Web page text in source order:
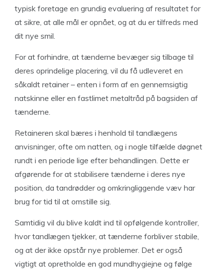
typisk foretage en grundig evaluering af resultatet for
at sikre, at alle mål er opnået, og at du er tilfreds med
dit nye smil.
For at forhindre, at tænderne bevæger sig tilbage til
deres oprindelige placering, vil du få udleveret en
såkaldt retainer – enten i form af en gennemsigtig
natskinne eller en fastlimet metaltråd på bagsiden af
tænderne.
Retaineren skal bæres i henhold til tandlægens
anvisninger, ofte om natten, og i nogle tilfælde døgnet
rundt i en periode lige efter behandlingen. Dette er
afgørende for at stabilisere tænderne i deres nye
position, da tandrødder og omkringliggende væv har
brug for tid til at omstille sig.
Samtidig vil du blive kaldt ind til opfølgende kontroller,
hvor tandlægen tjekker, at tænderne forbliver stabile,
og at der ikke opstår nye problemer. Det er også
vigtigt at opretholde en god mundhygiejne og følge